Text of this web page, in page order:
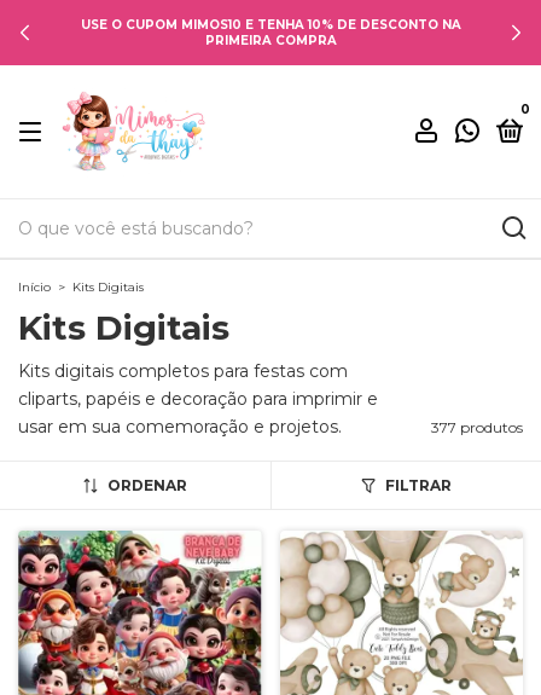
USE O CUPOM MIMOS10 E TENHA 10% DE DESCONTO NA
PRIMEIRA COMPRA
0
Início > Kits Digitais
Kits Digitais
Kits digitais completos para festas com
cliparts, papéis e decoração para imprimir e
usar em sua comemoração e projetos.
377 produtos
ORDENAR FILTRAR